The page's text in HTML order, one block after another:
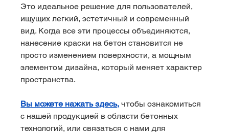
Это идеальное решение для пользователей,
ищущих легкий, эстетичный и современный
вид. Когда все эти процессы объединяются,
нанесение краски на бетон становится не
просто изменением поверхности, а мощным
элементом дизайна, который меняет характер
пространства.
Вы можете нажать здесь, чтобы ознакомиться
с нашей продукцией в области бетонных
технологий, или связаться с нами для